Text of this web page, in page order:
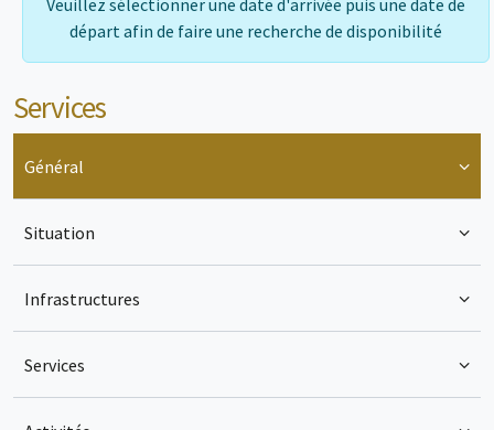
Veuillez sélectionner une date d'arrivée puis une date de
départ afin de faire une recherche de disponibilité
Services
Général
Situation
Infrastructures
Services